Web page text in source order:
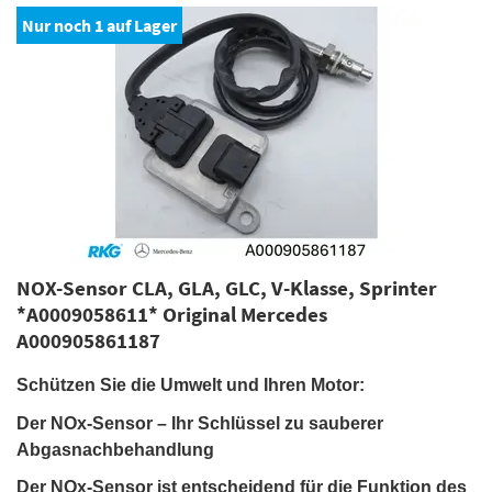
Nur noch 1auf Lager
NOX-Sensor CLA, GLA, GLC, V-Klasse, Sprinter
*A0009058611* Original Mercedes
A000905861187
Schützen Sie die Umwelt und Ihren Motor:
Der NOx-Sensor – Ihr Schlüssel zu sauberer
Abgasnachbehandlung
Der NOx-Sensor ist entscheidend für die Funktion des